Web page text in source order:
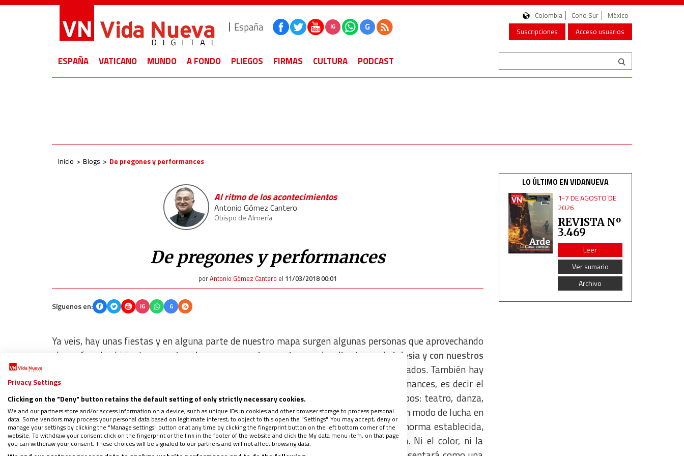
España IG G
Colombia Cono Sur
México
Suscripciones
Acceso usuarios
ESPAÑA VATICANO MUNDO A FONDO PLIEGOS FIRMAS CULTURA PODCAST
Inicio Blogs De pregones y performances
Al ritmo de los acontecimientos
Antonio Gómez Cantero
Obispo de Almería
De pregones y performances
porAntonio Gómez Cantero el 11/03/2018 00:01
Síguenos en: IG G
Ya veis, hay unas fiestas y en alguna parte de nuestro mapa surgen algunas personas que aprovechando
el pregón o la chirigota
se meten de una manera tan grotesca e insultante con la Iglesia y con nuestros
e injustamente maltratados. También hay
algunos artistas que nos hieren con sus representaciones festivas o con sus
performances, es decir el
espectáculo vanguardista, donde se combinan elementos artísticos de diversos campos: teatro, danza,
artes plásticas… El vanguardismo es una terminología de la edad media que designa un modo de lucha en
la batalla. A partir de la primera guerra mundial encarna en el arte la ruptura con la norma establecida,
con lo academicista, como un intento de desavenencia, novedad y experimentación. Ni el color, ni la
LO ÚLTIMO EN VIDANUEVA
1-7 DE AGOSTO DE
2026
REVISTA Nº
3.469
Leer
Ver sumario
Archivo
Privacy Settings
Clicking on the "Deny" button retains the default setting of only strictly necessary cookies.
We and our partners store and/or access information on a device, such as unique IDs in cookies and other browser storage to process personal
data. Some vendors may process your personal data based on legitimate interest, to object to this open the "Settings". You may accept, deny or
manage your settings by clicking the "Manage settings" button or at any time by clicking the fingerprint button on the left bottom corner of the
website. To withdraw your consent click on the fingerprint or the link in the footer of the website and click the My data menu item, on that page
you can withdraw your consent. These choices will be signaled to our partners and will not affect browsing data.